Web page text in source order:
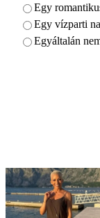
Egy
Egy vízparti
Egyáltalán